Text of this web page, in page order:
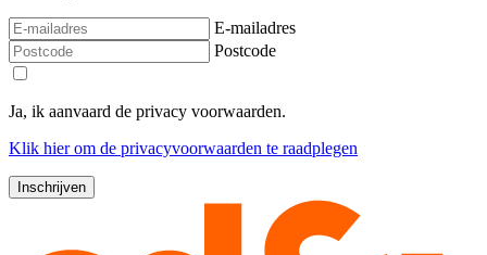
E-mailadres
Postcode
Ja, ik aanvaard de privacy voorwaarden.
Klik hierom de privacyvoorwaarden te raadplegen